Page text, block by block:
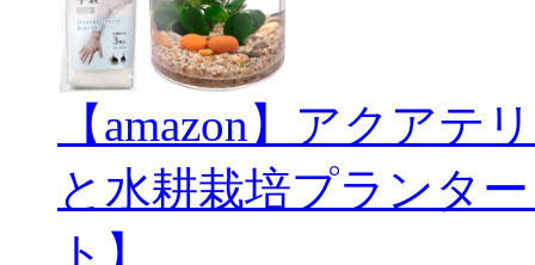
【amazon】アクアテ
と水耕栽培プランタ
ト】